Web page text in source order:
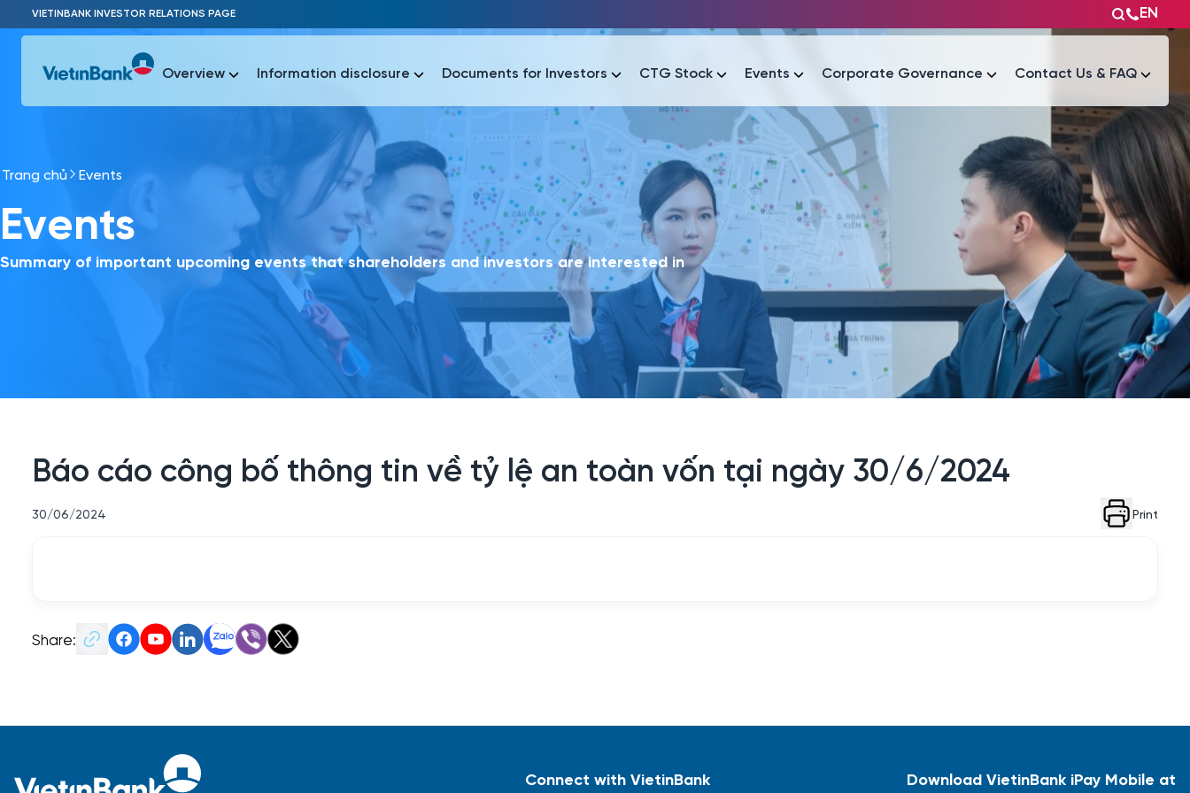
Skip to Main Content
VIETINBANK INVESTOR RELATIONS PAGE EN
Most Popular
Báo cáo tài chính Thông tin giao dịch Công bố thông tin Sự kiện
Overview Information disclosure Documents for Investors CTG Stock Events Corporate Governance Contact Us & FAQ
Most Popular
Thông tin giao dịch Công bố thông tin Tài liệu
Trang chủ Events
Events
Summary of important upcoming events that shareholders and investors are interested in
Báo cáo công bố thông tin về tỷ lệ an toàn vốn tại ngày 30/6/2024
30/06/2024 Print
Share:
Connect with VietinBank Download VietinBank iPay Mobile at